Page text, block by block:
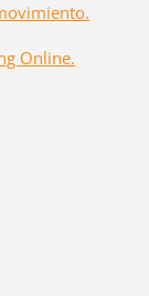
Online.